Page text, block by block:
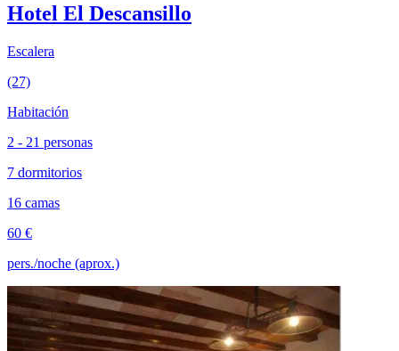
Hotel El Descansillo
Escalera
(27)
Habitación
2 - 21 personas
7 dormitorios
16 camas
60 €
pers./noche (aprox.)